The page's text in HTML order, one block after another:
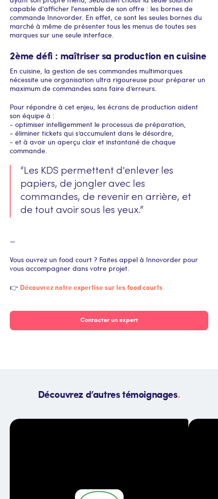
capable d'afficher l'ensemble de son offre : les bornes de
commande Innovorder. En effet, ce sont les seules bornes du
marché à même de présenter tous les menus de toutes ses
marques sur une seule interface.
2ème défi : maîtriser sa production en cuisine
En cuisine, la gestion de ses commandes multimarques
nécessite une organisation ultra rigoureuse pour préparer un
maximum de commandes sans faire d’erreurs.
Pour répondre à cet enjeu, les écrans de production aident
son équipe à :
- optimiser intelligemment le processus de préparation,
- éliminer tickets qui s’accumulent dans le désordre,
- et à avoir un aperçu clair et instantané de chaque
commande.
“Les KDS permettent d'enlever les
papiers, de jongler avec les
commandes, de revenir en arrière, et
de tout avoir sous les yeux.”
—
Vous ouvrez un food court ? Faites appel à Innovorder pour
vous accompagner dans votre projet.
👉 Découvrez notre expertise sur les food courts
Contacter un expert
Découvrez d’autres témoignages.